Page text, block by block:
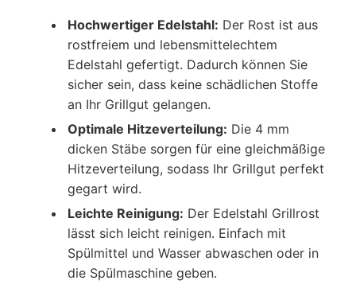
Hochwertiger Edelstahl: Der Rost ist aus
rostfreiem und lebensmittelechtem
Edelstahl gefertigt. Dadurch können Sie
sicher sein, dass keine schädlichen Stoffe
an Ihr Grillgut gelangen.
Optimale Hitzeverteilung: Die 4 mm
dicken Stäbe sorgen für eine gleichmäßige
Hitzeverteilung, sodass Ihr Grillgut perfekt
gegart wird.
Leichte Reinigung: Der Edelstahl Grillrost
lässt sich leicht reinigen. Einfach mit
Spülmittel und Wasser abwaschen oder in
die Spülmaschine geben.